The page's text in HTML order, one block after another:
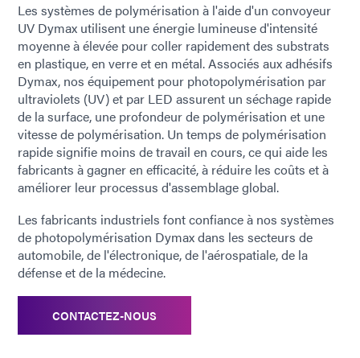
Les systèmes de polymérisation à l'aide d'un convoyeur
UV Dymax utilisent une énergie lumineuse d'intensité
moyenne à élevée pour coller rapidement des substrats
en plastique, en verre et en métal. Associés aux adhésifs
Dymax, nos équipement pour photopolymérisation par
ultraviolets (UV) et par LED assurent un séchage rapide
de la surface, une profondeur de polymérisation et une
vitesse de polymérisation. Un temps de polymérisation
rapide signifie moins de travail en cours, ce qui aide les
fabricants à gagner en efficacité, à réduire les coûts et à
améliorer leur processus d'assemblage global.
Les fabricants industriels font confiance à nos systèmes
de photopolymérisation Dymax dans les secteurs de
automobile, de l'électronique, de l'aérospatiale, de la
défense et de la médecine.
CONTACTEZ-NOUS